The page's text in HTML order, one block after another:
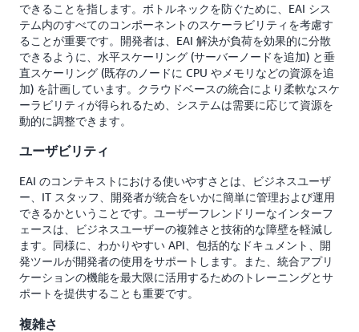
できることを指します。ボトルネックを防ぐために、EAI シス
テム内のすべてのコンポーネントのスケーラビリティを考慮す
ることが重要です。開発者は、EAI 解決が負荷を効果的に分散
できるように、水平スケーリング (サーバーノードを追加) と垂
直スケーリング (既存のノードに CPU やメモリなどの資源を追
加) を計画しています。クラウドベースの統合により柔軟なスケ
ーラビリティが得られるため、システムは需要に応じて資源を
動的に調整できます。
ユーザビリティ
EAI のコンテキストにおける使いやすさとは、ビジネスユーザ
ー、IT スタッフ、開発者が統合をいかに簡単に管理および運用
できるかということです。ユーザーフレンドリーなインターフ
ェースは、ビジネスユーザーの複雑さと技術的な障壁を軽減し
ます。同様に、わかりやすい API、包括的なドキュメント、開
発ツールが開発者の使用をサポートします。また、統合アプリ
ケーションの機能を最大限に活用するためのトレーニングとサ
ポートを提供することも重要です。
複雑さ